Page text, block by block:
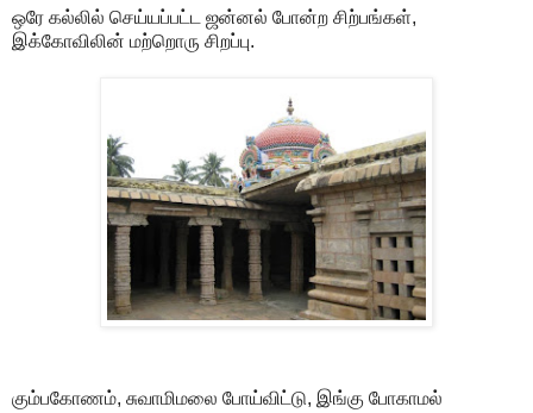
ஒரே கல்லில் செய்யப்பட்ட ஜன்னல் போன்ற சிற்பங்கள்,
இக்கோவிலின் மற்றொரு சிறப்பு.
கும்பகோணம், சுவாமிமலை போய்விட்டு, இங்கு போகாமல்